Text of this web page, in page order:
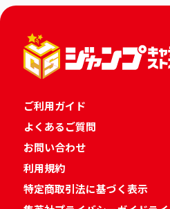
ご利用ガイド
よくあるご質問
お問い合わせ
利用規約
特定商取引法に基づく表示